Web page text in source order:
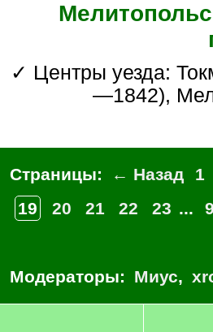
✓ Центры уезда: Токмак (1796—1797), Орехов (1802
—1842),
Страницы: ← Назад 1
19
20 21 22 23 ...
Модераторы: Миус,